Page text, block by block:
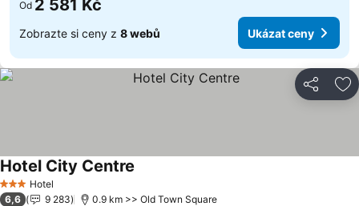
Od 2 581 Kč
Zobrazte si ceny z 8 webů Ukázat ceny
Sdílet
3 Počet hvězdiček
Hotel
Hotel City Centre
6,6 9 283 0.9 km >> Old Town Square